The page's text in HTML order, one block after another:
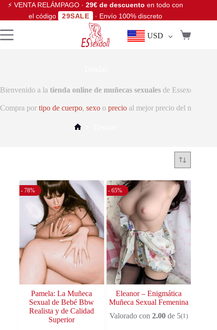
⚡ VENTA RELÁMPAGO ·29€ de descuento en todo con
el código
29SALE · Envío 100% discreto
USD
Bienvenido a la tienda online de muñecas sexuales de Essexdoll.
Compra por tipo de cuerpo, sexo o precio al mejor precio del mercado.
- 78%
Pamela: La Muñeca
Sexual de Bebé Bbw
Realista y de Calidad
Superior
- 65%
Eleanor – Enigmática
Muñeca Sexual Femenina
Valorado con 2.00de 5(1)